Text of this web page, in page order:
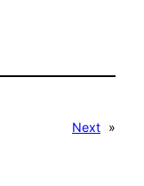
Next »